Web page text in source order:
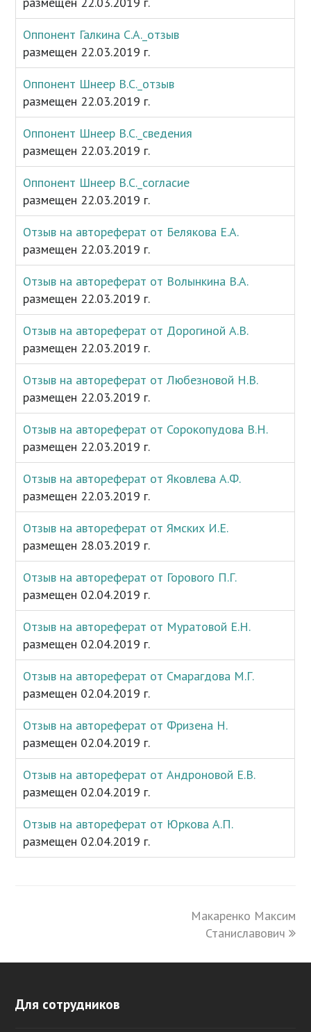
Оппонент Галкина С.А._отзыв
размещен 22.03.2019 г.
Оппонент Шнеер В.С._отзыв
размещен 22.03.2019 г.
Оппонент Шнеер В.С._сведения
размещен 22.03.2019 г.
Оппонент Шнеер В.С._согласие
размещен 22.03.2019 г.
Отзыв на автореферат от Белякова Е.А.
размещен 22.03.2019 г.
Отзыв на автореферат от Волынкина В.А.
размещен 22.03.2019 г.
Отзыв на автореферат от Дорогиной А.В.
размещен 22.03.2019 г.
Отзыв на автореферат от Любезновой Н.В.
размещен 22.03.2019 г.
Отзыв на автореферат от Сорокопудова В.Н.
размещен 22.03.2019 г.
Отзыв на автореферат от Яковлева А.Ф.
размещен 22.03.2019 г.
Отзыв на автореферат от Ямских И.Е.
размещен 28.03.2019 г.
Отзыв на автореферат от Горового П.Г.
размещен 02.04.2019 г.
Отзыв на автореферат от Муратовой Е.Н.
размещен 02.04.2019 г.
Отзыв на автореферат от Смарагдова М.Г.
размещен 02.04.2019 г.
Отзыв на автореферат от Фризена Н.
размещен 02.04.2019 г.
Отзыв на автореферат от Андроновой Е.В.
размещен 02.04.2019 г.
Отзыв на автореферат от Юркова А.П.
размещен 02.04.2019 г.
next
post:
Макаренко Максим
Станиславович
Для сотрудников